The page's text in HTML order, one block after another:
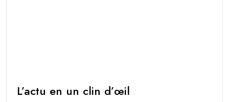
L’actu en un clin d’œil